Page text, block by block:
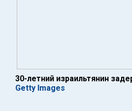
30-летний израильтянин
Getty Images